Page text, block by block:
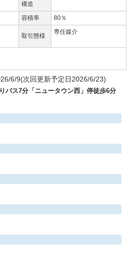
構造
容積率
80％
取引態様
専任媒介
6/9(次回更新予定日2026/6/23)
バス7分「ニュータウン西」停徒歩6分